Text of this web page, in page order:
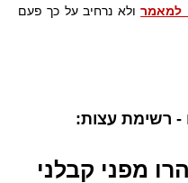
למאמרולא נרחיב על כך פעם
- רשימת עצות:
מפני קבלני